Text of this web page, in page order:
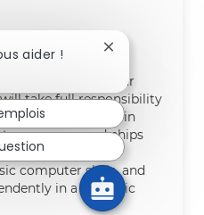
Operator at our
take full responsibility
play a key role in
our renowned chips
individuals with
computer skills, and
in a dynamic
aider !
Fermer la